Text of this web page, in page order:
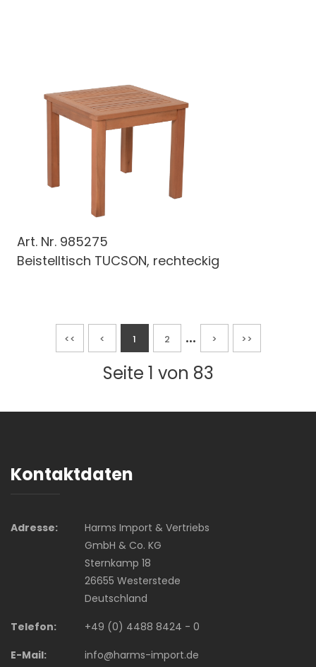
Art. Nr. 985275
Beistelltisch TUCSON, rechteckig
<< < 1 2 ... > >>
Seite 1 von 83
Kontaktdaten
Adresse:
Harms Import & Vertriebs
GmbH & Co. KG
Sternkamp 18
26655 Westerstede
Deutschland
Telefon:
+49 (0) 4488 8424 - 0
E-Mail:
info@harms-import.de